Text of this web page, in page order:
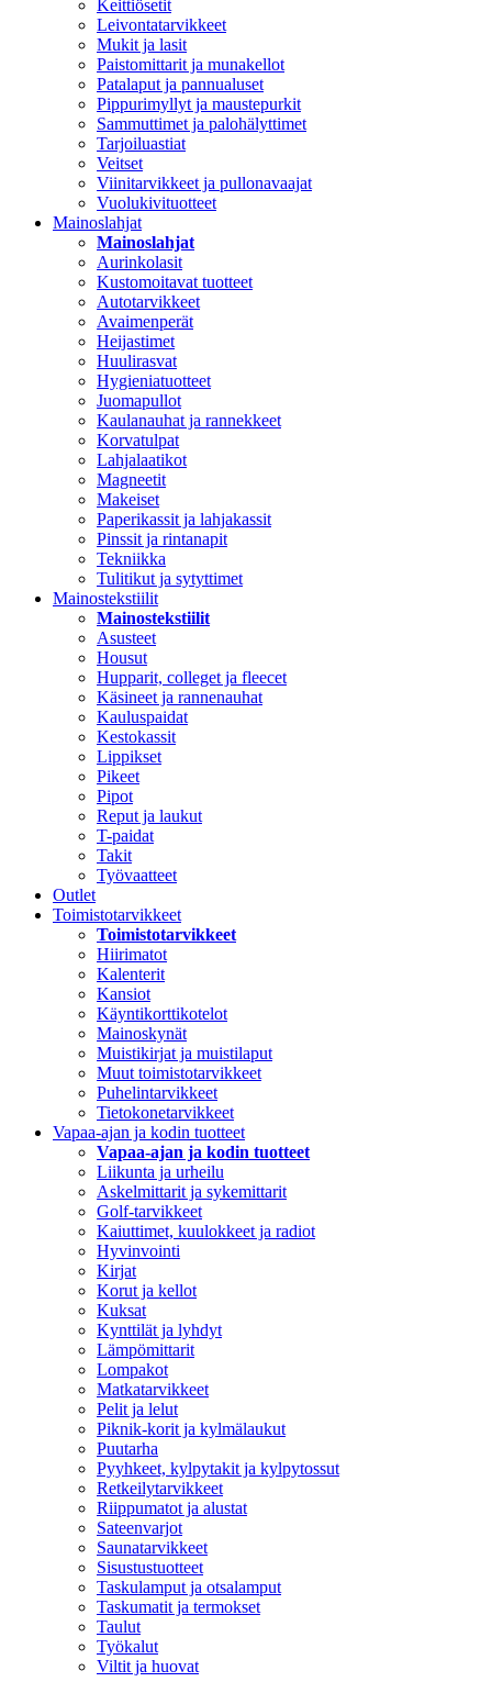
Keittiösetit
Leivontatarvikkeet
Mukit ja lasit
Paistomittarit ja munakellot
Patalaput ja pannualuset
Pippurimyllyt ja maustepurkit
Sammuttimet ja palohälyttimet
Tarjoiluastiat
Veitset
Viinitarvikkeet ja pullonavaajat
Vuolukivituotteet
Mainoslahjat
Mainoslahjat
Aurinkolasit
Kustomoitavat tuotteet
Autotarvikkeet
Avaimenperät
Heijastimet
Huulirasvat
Hygieniatuotteet
Juomapullot
Kaulanauhat ja rannekkeet
Korvatulpat
Lahjalaatikot
Magneetit
Makeiset
Paperikassit ja lahjakassit
Pinssit ja rintanapit
Tekniikka
Tulitikut ja sytyttimet
Mainostekstiilit
Mainostekstiilit
Asusteet
Housut
Hupparit, colleget ja fleecet
Käsineet ja rannenauhat
Kauluspaidat
Kestokassit
Lippikset
Pikeet
Pipot
Reput ja laukut
T-paidat
Takit
Työvaatteet
Outlet
Toimistotarvikkeet
Toimistotarvikkeet
Hiirimatot
Kalenterit
Kansiot
Käyntikorttikotelot
Mainoskynät
Muistikirjat ja muistilaput
Muut toimistotarvikkeet
Puhelintarvikkeet
Tietokonetarvikkeet
Vapaa-ajan ja kodin tuotteet
Vapaa-ajan ja kodin tuotteet
Liikunta ja urheilu
Askelmittarit ja sykemittarit
Golf-tarvikkeet
Kaiuttimet, kuulokkeet ja radiot
Hyvinvointi
Kirjat
Korut ja kellot
Kuksat
Kynttilät ja lyhdyt
Lämpömittarit
Lompakot
Matkatarvikkeet
Pelit ja lelut
Piknik-korit ja kylmälaukut
Puutarha
Pyyhkeet, kylpytakit ja kylpytossut
Retkeilytarvikkeet
Riippumatot ja alustat
Sateenvarjot
Saunatarvikkeet
Sisustustuotteet
Taskulamput ja otsalamput
Taskumatit ja termokset
Taulut
Työkalut
Viltit ja huovat